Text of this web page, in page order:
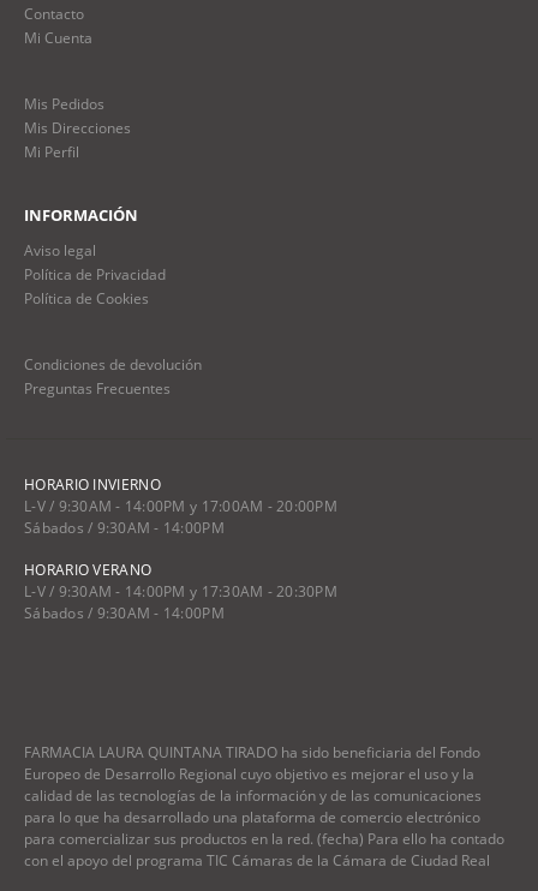
Contacto
Mi Cuenta
Mis Pedidos
Mis Direcciones
Mi Perfil
INFORMACIÓN
Aviso legal
Política de Privacidad
Política de Cookies
Condiciones de devolución
Preguntas Frecuentes
HORARIO INVIERNO
L-V / 9:30AM - 14:00PM y 17:00AM - 20:00PM
Sábados / 9:30AM - 14:00PM
HORARIO VERANO
L-V / 9:30AM - 14:00PM y 17:30AM - 20:30PM
Sábados / 9:30AM - 14:00PM
FARMACIA LAURA QUINTANA TIRADO ha sido beneficiaria del Fondo
Europeo de Desarrollo Regional cuyo objetivo es mejorar el uso y la
calidad de las tecnologías de la información y de las comunicaciones
para lo que ha desarrollado una plataforma de comercio electrónico
para comercializar sus productos en la red. (fecha) Para ello ha contado
con el apoyo del programa TIC Cámaras de la Cámara de Ciudad Real